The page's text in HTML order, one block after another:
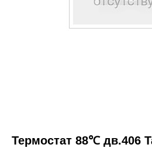
Термостат 88℃ дв.406